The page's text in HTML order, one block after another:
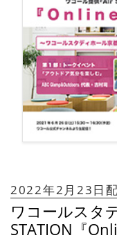
2022年2月23日
ワコールスタ
STATION『